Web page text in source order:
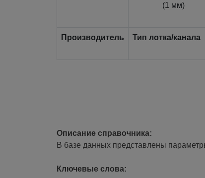
(1 мм)
Производитель Тип лотка/канала
Описание справочника:
В базе данных представлены
Ключевые слова: